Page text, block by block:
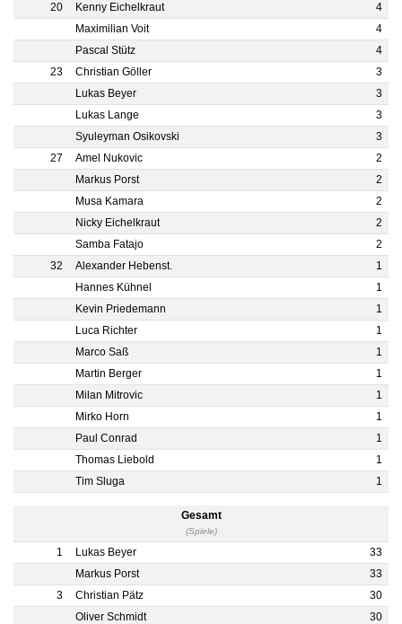
20
Kenny Eichelkraut
4
Maximilian Voit
4
Pascal Stütz
4
23
Christian Göller
3
Lukas Beyer
3
Lukas Lange
3
Syuleyman Osikovski
3
27
Amel Nukovic
2
Markus Porst
2
Musa Kamara
2
Nicky Eichelkraut
2
Samba Fatajo
2
32
Alexander Hebenst.
1
Hannes Kühnel
1
Kevin Priedemann
1
Luca Richter
1
Marco Saß
1
Martin Berger
1
Milan Mitrovic
1
Mirko Horn
1
Paul Conrad
1
Thomas Liebold
1
Tim Sluga
1
Gesamt
(Spiele)
1 Lukas Beyer
33
Markus Porst
33
3
Christian Pätz
30
Oliver Schmidt
30